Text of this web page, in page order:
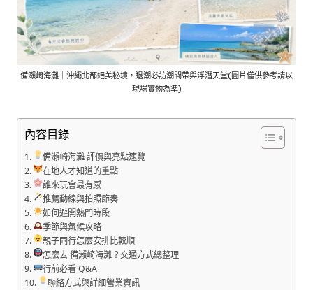
備瀨崎海灘｜沖繩北部絕美秘境，退潮必訪潮間帶與浮潛天堂(圖片僅供參考請以
現場實物為準)
內容目錄
備瀨崎海灘 評價與亮點速覽
在地人才知道的重點
誰來玩會最有感
推薦動線與拍照節奏
如何避開熱門時段
季節與氣候攻略
親子同行怎麼安排比較順
怎麼去 備瀨崎海灘？交通方式總整理
行前必看 Q&A
聯絡方式與詳細營業資訊